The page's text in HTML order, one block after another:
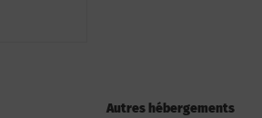
Autres hébergements